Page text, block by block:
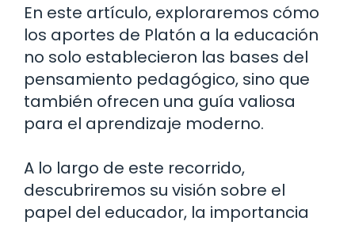
En este artículo, exploraremos cómo
los aportes de Platón a la educación
no solo establecieron las bases del
pensamiento pedagógico, sino que
también ofrecen una guía valiosa
para el aprendizaje moderno.
A lo largo de este recorrido,
descubriremos su visión sobre el
papel del educador, la importancia